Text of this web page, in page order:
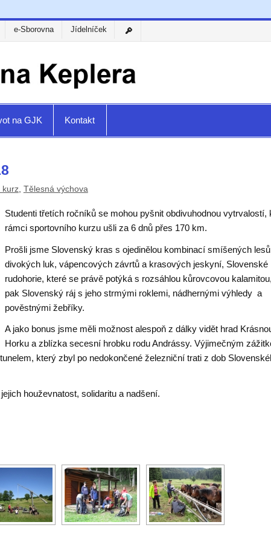
e-Sborovna Jídelníček
na GJK Kontakt
kurz, Tělesná výchova
Studenti třetích ročníků se mohou pyšnit obdivuhodnou vytrvalostí,
rámci sportovního kurzu ušli za 6 dnů přes 170 km.
Prošli jsme Slovenský kras s ojedinělou kombinací smíšených
divokých luk, vápencových závrtů a krasových jeskyní, Slovenské
rudohorie, které se právě potýká s rozsáhlou kůrovcovou
pak Slovenský ráj s jeho strmými roklemi, nádhernými výhledy a
pověstnými žebříky.
A jako bonus jsme měli možnost alespoň z dálky vidět hrad
Horku a zblízka secesní hrobku rodu Andrássy. Výjimečným
který zbyl po nedokončené železniční trati z dob
houževnatost, solidaritu a nadšení.